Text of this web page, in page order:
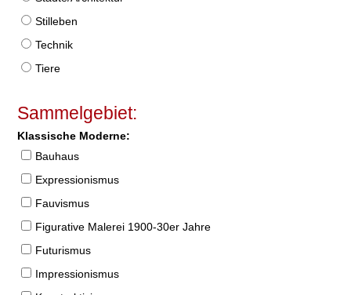
Stilleben
Technik
Tiere
Sammelgebiet:
Klassische Moderne:
Bauhaus
Expressionismus
Fauvismus
Figurative Malerei 1900-30er Jahre
Futurismus
Impressionismus